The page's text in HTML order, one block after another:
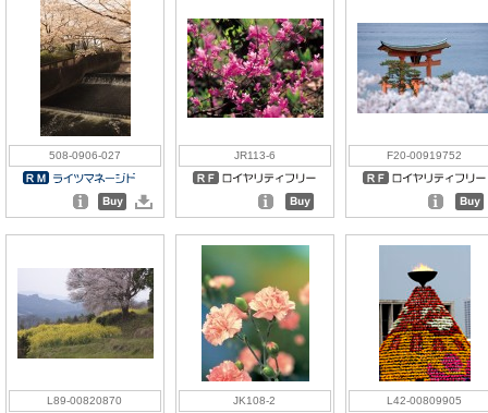
508-0906-027 JR113-6 F20-00919752
L89-00820870 JK108-2 L42-00809905